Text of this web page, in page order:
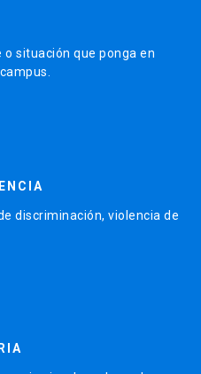
situación que ponga en
discriminación, violencia de